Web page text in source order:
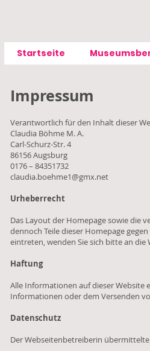
Startseite
Impressum
Verantwortlich für den Inhalt dieser
Claudia Böhme M. A.
Carl-Schurz-Str. 4
86156 Augsburg
0176 – 84351732
claudia.boehme1@gmx.net
Urheberrecht
Das Layout der Homepage sowie die
dennoch Teile dieser Homepage
eintreten, wenden Sie sich bitte an
Haftung
Alle Informationen auf dieser Website
Informationen oder dem Versenden
Datenschutz
Der Webseitenbetreiberin